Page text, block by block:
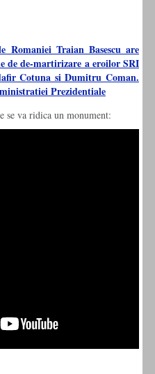
Romaniei Traian Basescu are
de de-martirizare a eroilor SRI
Cotuna si Dumitru Coman.
Prezidentiale
se va ridica un monument: